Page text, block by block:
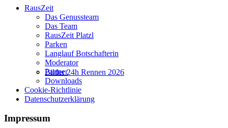
Bilder 24h Rennen 2026
RausZeit
Das Genussteam
Das Team
RausZeit Platzl
Parken
Langlauf Botschafterin
Moderator
Partner
Downloads
Cookie-Richtlinie
Datenschutzerklärung
Impressum